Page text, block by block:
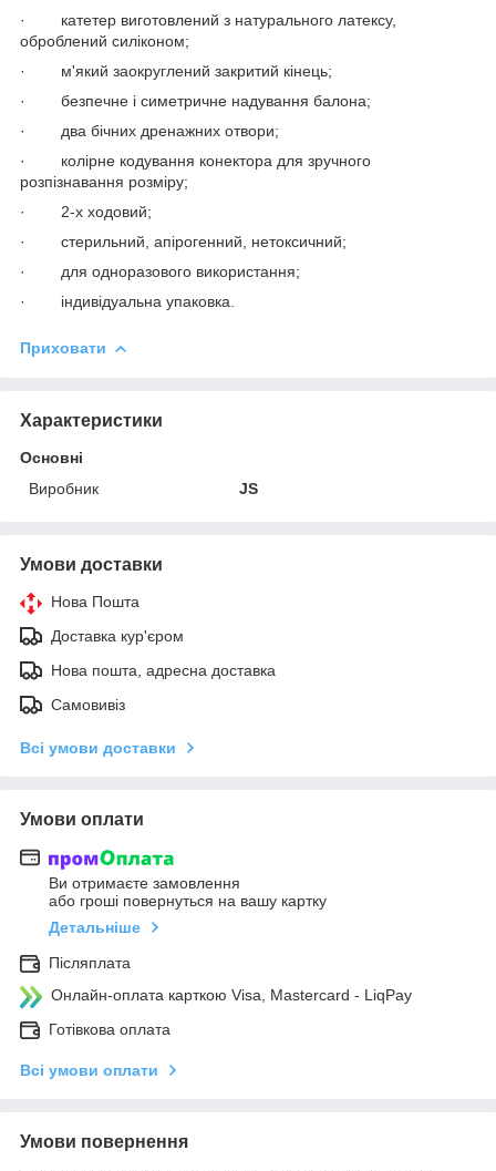
·
катетер виготовлений з натурального латексу,
оброблений силіконом;
·
м'який заокруглений закритий кінець;
·
безпечне і симетричне надування балона;
·
два бічних дренажних отвори;
·
колірне кодування конектора для зручного
розпізнавання розміру;
·
2-х ходовий;
·
стерильний, апірогенний, нетоксичний;
·
для одноразового використання;
·
індивідуальна упаковка.
Приховати
Характеристики
Основні
Виробник
JS
Умови доставки
Нова Пошта
Доставка кур'єром
Нова пошта, адресна доставка
Самовивіз
Всі умови доставки
Умови оплати
Ви отримаєте замовлення
або гроші повернуться на вашу картку
Детальніше
Післяплата
Онлайн-оплата карткою Visa, Mastercard - LiqPay
Готівкова оплата
Всі умови оплати
Умови повернення